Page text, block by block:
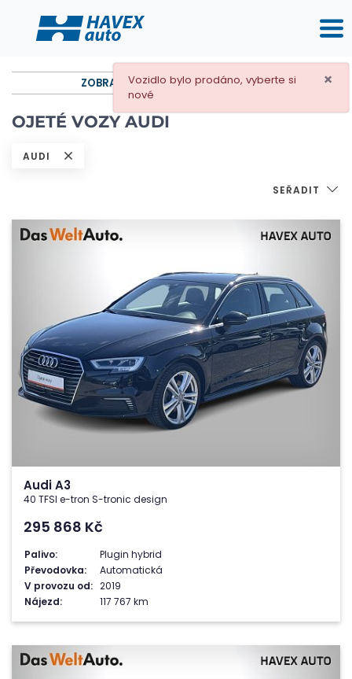
ZOBRAZIT ROZŠÍŘENÉ FILTROVÁNÍ
OJETÉ VOZY AUDI
AUDI
SEŘADIT
Audi A3
40 TFSI e-tron S-tronic design
295 868 Kč
Palivo:
Plugin hybrid
Převodovka:
Automatická
V provozu od: 2019
Nájezd:
117 767 km
×
Vozidlo bylo prodáno, vyberte si
nové